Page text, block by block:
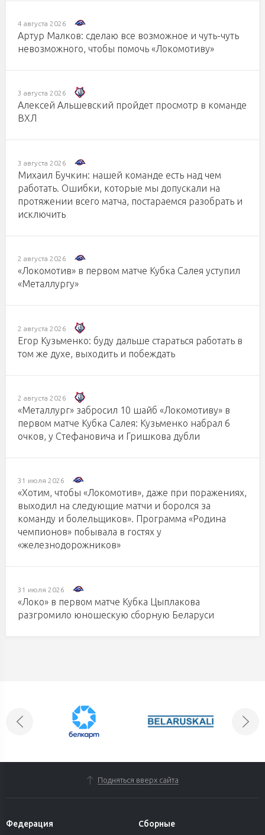
4 августа 2026
Артур Малков: сделаю все возможное и чуть-чуть
невозможного, чтобы помочь «Локомотиву»
3 августа 2026
Алексей Альшевский пройдет просмотр в команде
ВХЛ
3 августа 2026
Михаил Бучкин: нашей команде есть над чем
работать. Ошибки, которые мы допускали на
протяжении всего матча, постараемся разобрать и
исключить
2 августа 2026
«Локомотив» в первом матче Кубка Салея уступил
«Металлургу»
2 августа 2026
Егор Кузьменко: буду дальше стараться работать в
том же духе, выходить и побеждать
2 августа 2026
«Металлург» забросил 10 шайб «Локомотиву» в
первом матче Кубка Салея: Кузьменко набрал 6
очков, у Стефановича и Гришкова дубли
31 июля 2026
«Хотим, чтобы «Локомотив», даже при поражениях,
выходил на следующие матчи и боролся за
команду и болельщиков». Программа «Родина
чемпионов» побывала в гостях у
«железнодорожников»
31 июля 2026
«Локо» в первом матче Кубка Цыплакова
разгромило юношескую сборную Беларуси
Подняться вверх сайта
Федерация Сборные